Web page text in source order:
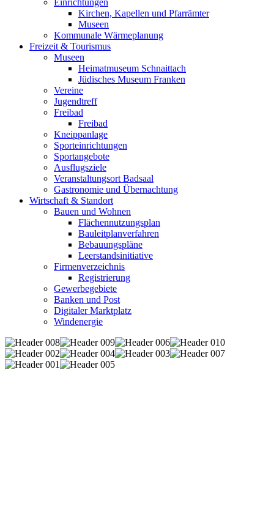
Einrichtungen
Kirchen, Kapellen und Pfarrämter
Museen
Kommunale Wärmeplanung
Freizeit & Tourismus
Museen
Heimatmuseum Schnaittach
Jüdisches Museum Franken
Vereine
Jugendtreff
Freibad
Freibad
Kneippanlage
Sporteinrichtungen
Sportangebote
Ausflugsziele
Veranstaltungsort Badsaal
Gastronomie und Übernachtung
Wirtschaft & Standort
Bauen und Wohnen
Flächennutzungsplan
Bauleitplanverfahren
Bebauungspläne
Leerstandsinitiative
Firmenverzeichnis
Registrierung
Gewerbegebiete
Banken und Post
Digitaler Marktplatz
Windenergie